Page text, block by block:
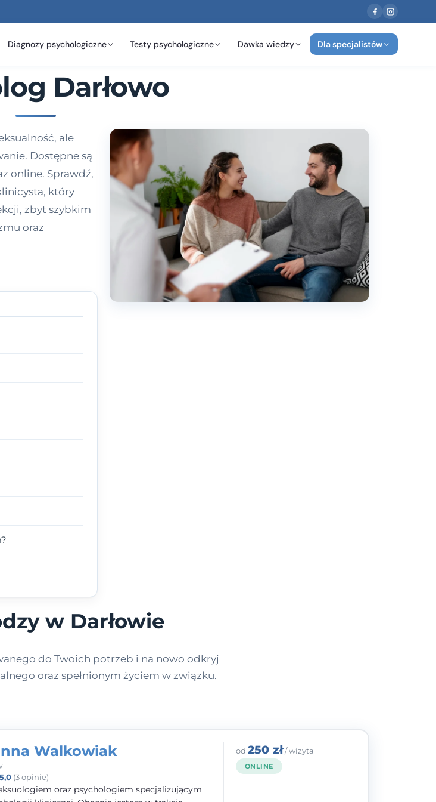
Diagnozy psychologiczne Testy psychologiczne Dawka wiedzy Dla specjalistów
Darłowo
ale
Dostępne są
online. Sprawdź,
który
zbyt szybkim
oraz
w Darłowie
do Twoich potrzeb i na nowo odkryj
oraz spełnionym życiem w związku.
Walkowiak
5,0(3 opinie)
oraz psychologiem specjalizującym
od 250 zł/ wizyta
ONLINE